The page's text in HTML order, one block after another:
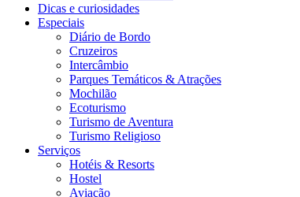
Dicas e curiosidades
Especiais
Diário de Bordo
Cruzeiros
Intercâmbio
Parques Temáticos & Atrações
Mochilão
Ecoturismo
Turismo de Aventura
Turismo Religioso
Serviços
Hotéis & Resorts
Hostel
Aviação